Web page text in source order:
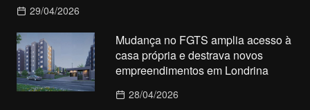
29/04/2026
Mudança no FGTS amplia acesso à
casa própria e destrava novos
empreendimentos em Londrina
28/04/2026